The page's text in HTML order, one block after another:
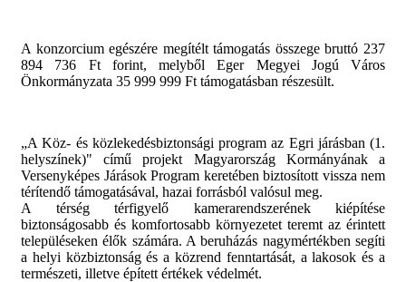
Az elmúlt 50 év legnagyobb...
EGERBEN JÁRT A VIRÁGOS MAGYARORSZÁG...
Eger idén is nevezett a Virágos...
Ajánlatkérés - Természetjáró...
Eger Megyei Jogú Város Önkormányzata...
A konzorcium egészére megítélt támogatás összege bruttó 237
894 736 Ft forint, melyből Eger Megyei Jogú Város
Önkormányzata 35 999 999 Ft támogatásban részesült.
„A Köz- és közlekedésbiztonsági program az Egri járásban (1.
helyszínek)" című projekt Magyarország Kormányának a
Versenyképes Járások Program keretében biztosított vissza nem
térítendő támogatásával, hazai forrásból valósul meg.
A térség térfigyelő kamerarendszerének kiépítése
biztonságosabb és komfortosabb környezetet teremt az érintett
településeken élők számára. A beruházás nagymértékben segíti
a helyi közbiztonság és a közrend fenntartását, a lakosok és a
természeti, illetve épített értékek védelmét.